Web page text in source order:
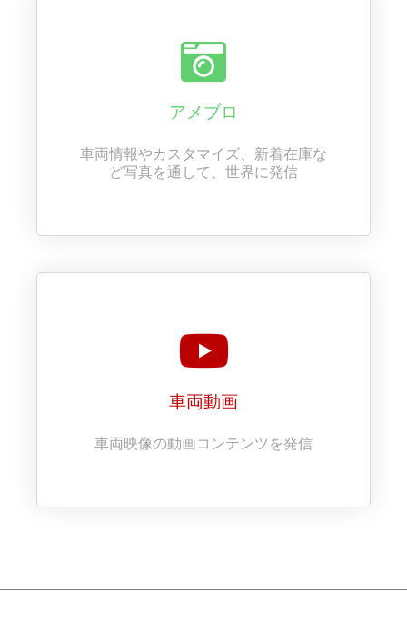
アメブロ
車両情報やカスタマイズ、新着在庫な
ど写真を通して、世界に発信
車両動画
車両映像の動画コンテンツを発信